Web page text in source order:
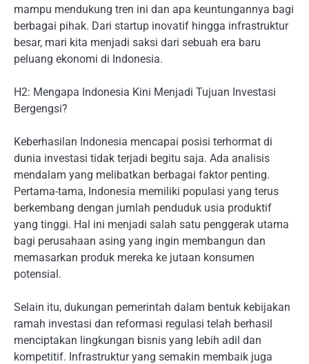
mampu mendukung tren ini dan apa keuntungannya bagi
berbagai pihak. Dari startup inovatif hingga infrastruktur
besar, mari kita menjadi saksi dari sebuah era baru
peluang ekonomi di Indonesia.
H2: Mengapa Indonesia Kini Menjadi Tujuan Investasi
Bergengsi?
Keberhasilan Indonesia mencapai posisi terhormat di
dunia investasi tidak terjadi begitu saja. Ada analisis
mendalam yang melibatkan berbagai faktor penting.
Pertama-tama, Indonesia memiliki populasi yang terus
berkembang dengan jumlah penduduk usia produktif
yang tinggi. Hal ini menjadi salah satu penggerak utama
bagi perusahaan asing yang ingin membangun dan
memasarkan produk mereka ke jutaan konsumen
potensial.
Selain itu, dukungan pemerintah dalam bentuk kebijakan
ramah investasi dan reformasi regulasi telah berhasil
menciptakan lingkungan bisnis yang lebih adil dan
kompetitif. Infrastruktur yang semakin membaik juga